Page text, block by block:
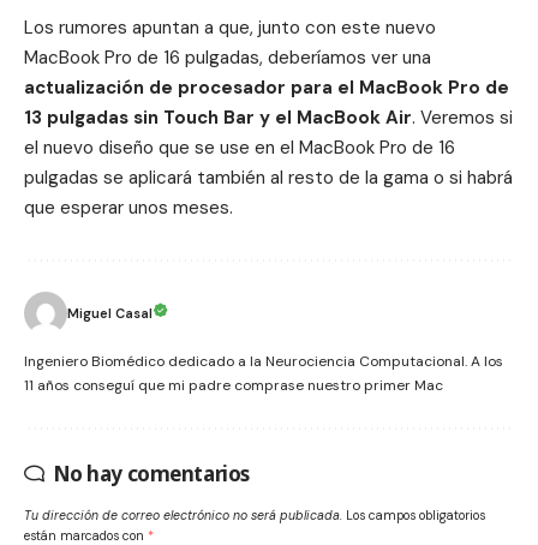
Los rumores apuntan a que, junto con este nuevo
MacBook Pro de 16 pulgadas, deberíamos ver una
actualización de procesador para el MacBook Pro de
13 pulgadas sin Touch Bar y el MacBook Air. Veremos si
el nuevo diseño que se use en el MacBook Pro de 16
pulgadas se aplicará también al resto de la gama o si habrá
que esperar unos meses.
Miguel Casal
Ingeniero Biomédico dedicado a la Neurociencia Computacional. A los
11 años conseguí que mi padre comprase nuestro primer Mac
No hay comentarios
Tu dirección de correo electrónico no será publicada. Los campos obligatorios
están marcados con *